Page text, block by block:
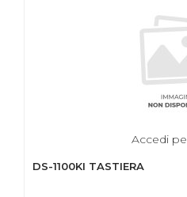
Accedi
DS-1100KI TASTIERA